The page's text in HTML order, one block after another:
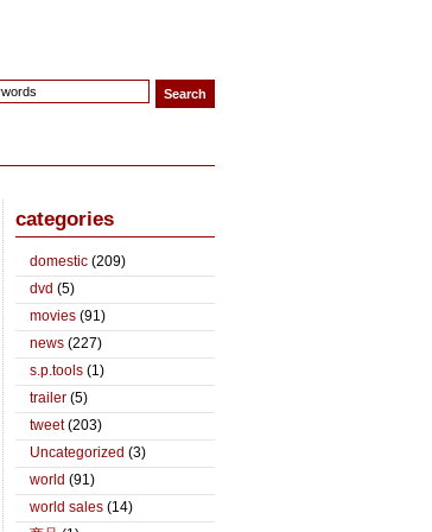
categories
domestic (209)
dvd (5)
movies (91)
news (227)
s.p.tools (1)
trailer (5)
tweet(203)
Uncategorized (3)
world (91)
world sales (14)